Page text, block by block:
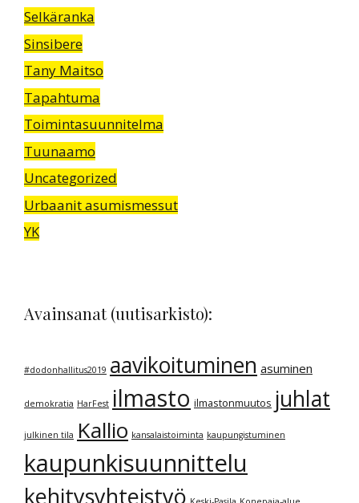
Selkäranka
Sinsibere
Tany Maitso
Tapahtuma
Toimintasuunnitelma
Tuunaamo
Uncategorized
Urbaanit asumismessut
YK
Avainsanat (uutisarkisto):
#dodonhallitus2019 aavikoituminen asuminen
demokratia HarFest ilmasto ilmastonmuutos juhlat
julkinen tila Kallio kansalaistoiminta kaupungistuminen
kaupunkisuunnittelu
kehitysyhteistyö